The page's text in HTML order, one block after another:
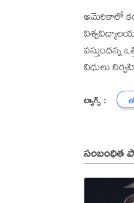
అమెరికాలో
వస్తుందన్న
విధులు
ట్యాగ్స్ :
సంబంధిత